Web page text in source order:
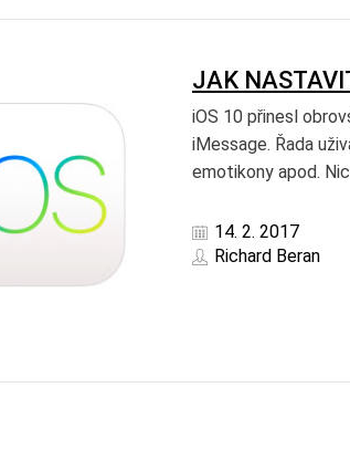
JAK
iOS 10 přinesl
iMessage. Řada
emotikony apod.
14. 2. 2017
Richard Beran